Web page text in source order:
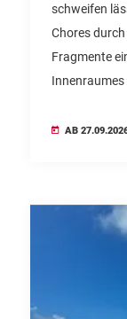
schweifen
Chores
Fragmente
AB